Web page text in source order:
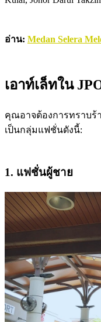
อ่าน: Medan Selera
เอาท์เล็ทใน
คุณอาจต้องการทราบร้
เป็นกลุ่มแฟชั่นดังนี้:
1. แฟชั่นผู้ชาย